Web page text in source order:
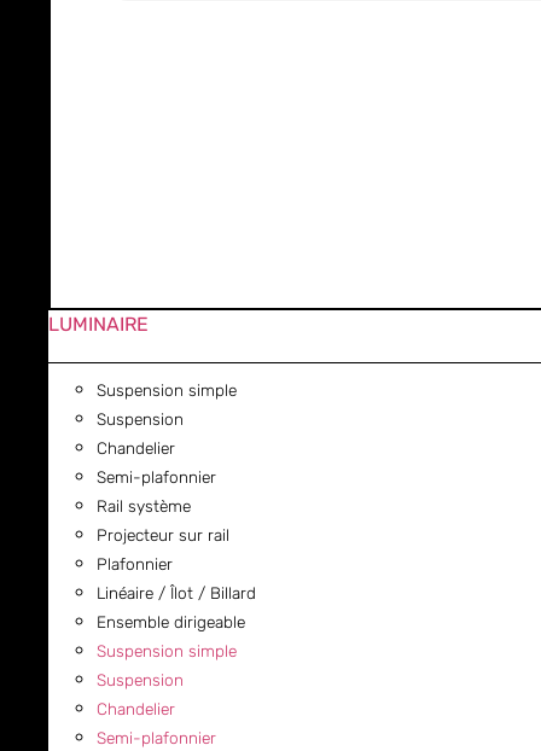
LUMINAIRE
Suspension simple
Suspension
Chandelier
Semi-plafonnier
Rail système
Projecteur sur rail
Plafonnier
Linéaire / Îlot / Billard
Ensemble dirigeable
Suspension simple
Suspension
Chandelier
Semi-plafonnier